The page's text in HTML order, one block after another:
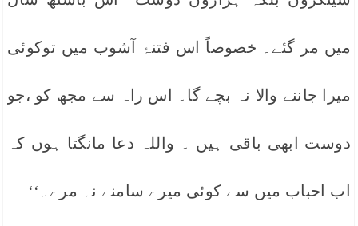
میں مر گئے۔ خصوصاً اس فتنۂ آشوب میں توکوئی
میرا جاننے والا نہ بچے گا۔ اس راہ سے مجھ کو ،جو
دوست ابھی باقی ہیں ۔ واللہ دعا مانگتا ہوں کہ
اب احباب میں سے کوئی میرے سامنے نہ مرے۔‘‘